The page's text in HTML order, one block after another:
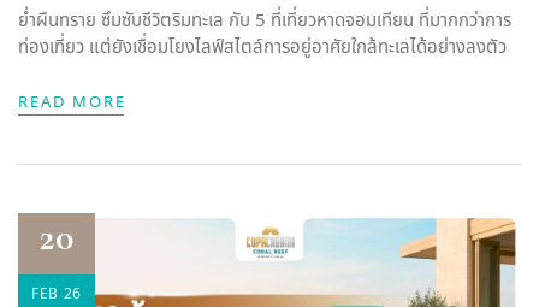
ย่ำผืนทราย ซึมซับชีวิตริมทะเล กับ 5 ที่เที่ยวหาดจอมเทียน ที่มากกว่าการ
ท่องเที่ยว แต่ยังเชื่อมโยงไลฟ์สไตล์การอยู่อาศัยใกล้ทะเลได้อย่างลงตัว
READ MORE
20
FEB 26